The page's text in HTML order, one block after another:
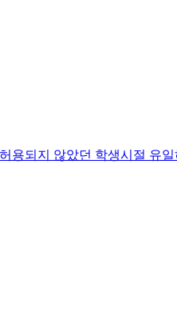
용되지 않았던 학생시절 유